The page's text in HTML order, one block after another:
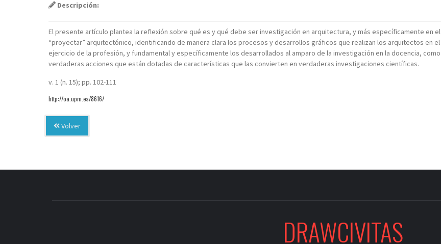
Descripción:
El presente artículo plantea la reflexión sobre qué es y qué debe ser investigación en arquitectura, y más específicamente en el
“proyectar” arquitectónico, identificando de manera clara los procesos y desarrollos gráficos que realizan los arquitectos en el
ejercicio de la profesión, y fundamental y específicamente los desarrollados al amparo de la investigación en la docencia, como
verdaderas acciones que están dotadas de características que las convierten en verdaderas investigaciones científicas.
v. 1 (n. 15); pp. 102-111
http://oa.upm.es/8616/
Volver
DRAWCIVITAS